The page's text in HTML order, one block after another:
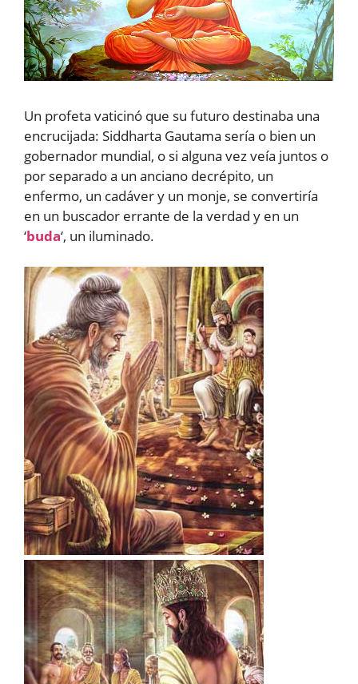
Un profeta vaticinó que su futuro destinaba una
encrucijada: Siddharta Gautama sería o bien un
gobernador mundial, o si alguna vez veía juntos o
por separado a un anciano decrépito, un
enfermo, un cadáver y un monje, se convertiría
en un buscador errante de la verdad y en un
‘buda‘, un iluminado.